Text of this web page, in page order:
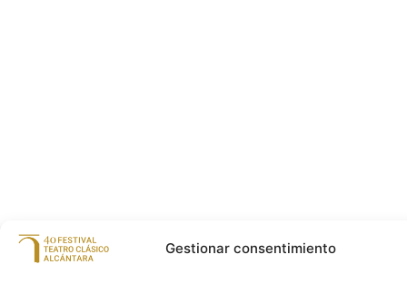
Gestionar consentimiento